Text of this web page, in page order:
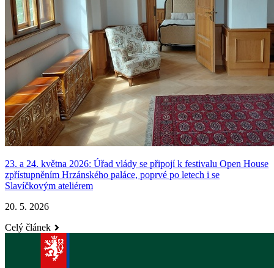
23. a 24. května 2026: Úřad vlády se připojí k festivalu Open House
zpřístupněním Hrzánského paláce, poprvé po letech i se
Slavíčkovým ateliérem
20. 5. 2026
Celý článek